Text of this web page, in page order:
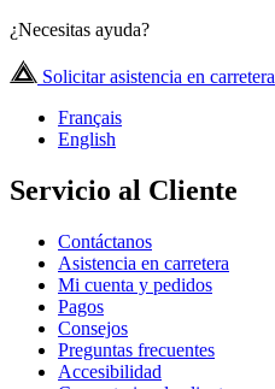
¿Necesitas ayuda?
Solicitar asistencia en carretera
Français
English
Servicio al Cliente
Contáctanos
Asistencia en carretera
Mi cuenta y pedidos
Pagos
Consejos
Preguntas frecuentes
Accesibilidad